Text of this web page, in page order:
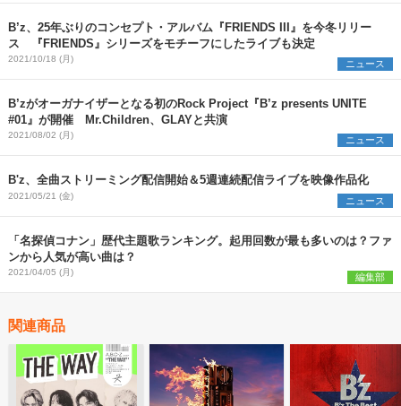
B’z、25年ぶりのコンセプト・アルバム『FRIENDS III』を今冬リリー
ス 『FRIENDS』シリーズをモチーフにしたライブも決定
2021/10/18 (月) ニュース
B’zがオーガナイザーとなる初のRock Project『B’z presents UNITE
#01』が開催 Mr.Children、GLAYと共演
2021/08/02 (月) ニュース
B'z、全曲ストリーミング配信開始＆5週連続配信ライブを映像作品化
2021/05/21 (金) ニュース
「名探偵コナン」歴代主題歌ランキング。起用回数が最も多いのは？ファ
ンから人気が高い曲は？
2021/04/05 (月) 編集部
関連商品